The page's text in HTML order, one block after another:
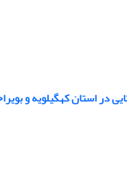
در استان کهگیلویه و